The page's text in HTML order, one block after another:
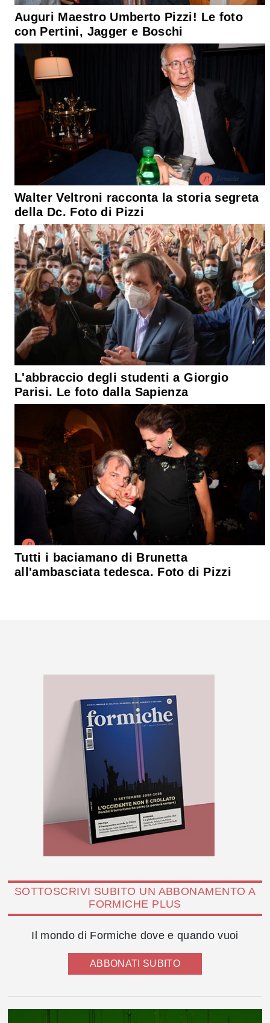
Auguri Maestro Umberto Pizzi! Le foto
con Pertini, Jagger e Boschi
Walter Veltroni racconta la storia segreta
della Dc. Foto di Pizzi
L'abbraccio degli studenti a Giorgio
Parisi. Le foto dalla Sapienza
Tutti i baciamano di Brunetta
all'ambasciata tedesca. Foto di Pizzi
SOTTOSCRIVI SUBITO UN ABBONAMENTO A
FORMICHE PLUS
Il mondo di Formiche dove e quando vuoi
ABBONATI SUBITO